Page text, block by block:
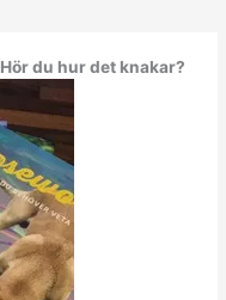
Hör du hur det knakar?